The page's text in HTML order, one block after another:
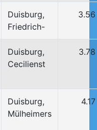
Duisburg,
Friedrich-
Duisburg,
Cecilienst
Duisburg,
Mülheimers